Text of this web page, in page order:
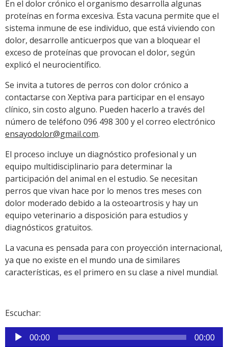
En el dolor crónico el organismo desarrolla algunas
proteínas en forma excesiva. Esta vacuna permite que el
sistema inmune de ese individuo, que está viviendo con
dolor, desarrolle anticuerpos que van a bloquear el
exceso de proteínas que provocan el dolor, según
explicó el neurocientífico.
Se invita a tutores de perros con dolor crónico a
contactarse con Xeptiva para participar en el ensayo
clínico, sin costo alguno. Pueden hacerlo a través del
número de teléfono 096 498 300 y el correo electrónico
ensayodolor@gmail.com.
El proceso incluye un diagnóstico profesional y un
equipo multidisciplinario para determinar la
participación del animal en el estudio. Se necesitan
perros que vivan hace por lo menos tres meses con
dolor moderado debido a la osteoartrosis y hay un
equipo veterinario a disposición para estudios y
diagnósticos gratuitos.
La vacuna es pensada para con proyección internacional,
ya que no existe en el mundo una de similares
características, es el primero en su clase a nivel mundial.
Escuchar:
Reproductor
00:00 00:00